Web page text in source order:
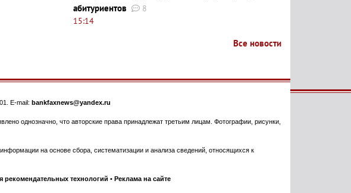
абитуриентов
8
15:14
Все новости
. E-mail: bankfaxnews@yandex.ru
однозначно, что авторские права принадлежат третьим лицам. Фотографии, рисунки,
на основе сбора, систематизации и анализа сведений, относящихся к
рекомендательных технологий • Реклама на сайте